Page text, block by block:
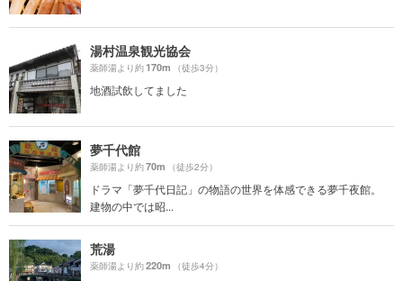
湯村温泉観光協会
薬師湯より約170m （徒歩3分）
地酒試飲してました
夢千代館
薬師湯より約70m （徒歩2分）
ドラマ「夢千代日記」の物語の世界を体感できる夢千夜館。
建物の中では昭...
荒湯
薬師湯より約220m （徒歩4分）